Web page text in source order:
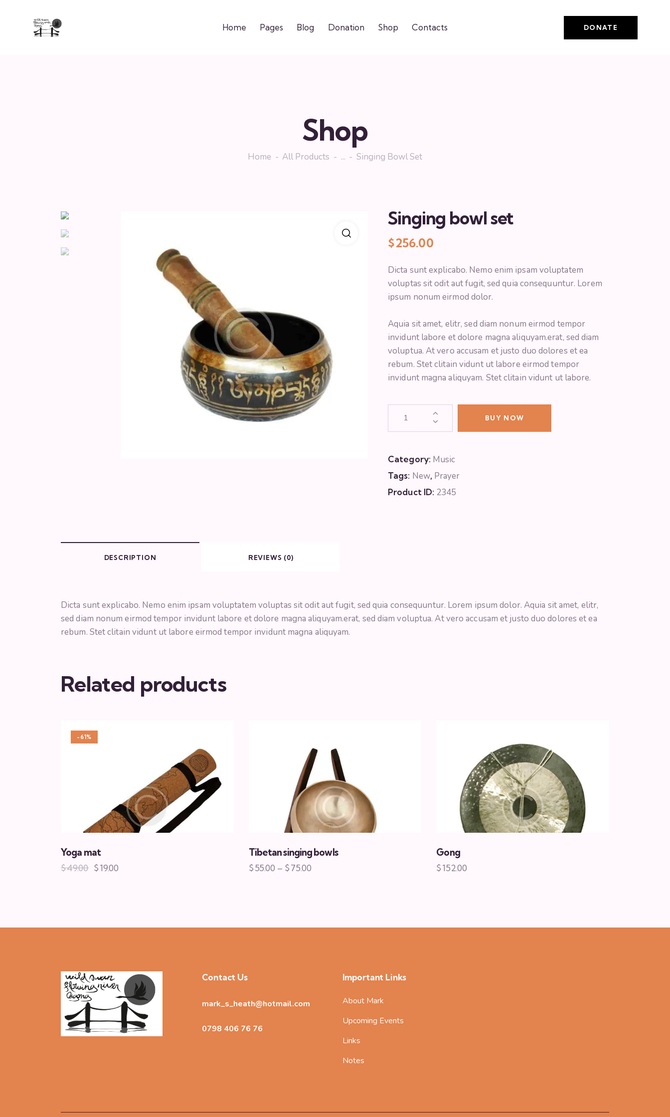
Home Pages Blog Donation Shop Contacts DONATE
Shop
Home All Products ... Singing Bowl Set
Singing bowl set
$256.00
Dicta sunt explicabo. Nemo enim ipsam voluptatem
voluptas sit odit aut fugit, sed quia consequuntur. Lorem
ipsum nonum eirmod dolor.
Aquia sit amet, elitr, sed diam nonum eirmod tempor
invidunt labore et dolore magna aliquyam.erat, sed diam
voluptua. At vero accusam et justo duo dolores et ea
rebum. Stet clitain vidunt ut labore eirmod tempor
invidunt magna aliquyam. Stet clitain vidunt ut labore.
BUY NOW
Category: Music
Tags: New, Prayer
Product ID: 2345
DESCRIPTION REVIEWS (0)
Dicta sunt explicabo. Nemo enim ipsam voluptatem voluptas sit odit aut fugit, sed quia consequuntur. Lorem ipsum dolor. Aquia sit amet, elitr,
sed diam nonum eirmod tempor invidunt labore et dolore magna aliquyam.erat, sed diam voluptua. At vero accusam et justo duo dolores et ea
rebum. Stet clitain vidunt ut labore eirmod tempor invidunt magna aliquyam.
Related products
-61%
Yoga mat
$49.00 $19.00
Tibetan singing bowls
$55.00 – $75.00
Gong
$152.00
Contact Us
mark_s_heath@hotmail.com
0798 406 76 76
Important Links
About Mark
Upcoming Events
Links
Notes